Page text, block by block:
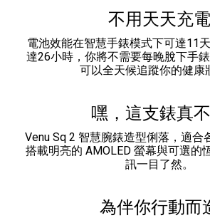
不用天天充電
電池效能在智慧手錶模式下可達11
達26小時，你將不需要每晚脫下手
可以全天候追蹤你的健康
嘿，這支錶真
Venu Sq 2 智慧腕錶造型俐落，適合
搭載明亮的 AMOLED 螢幕與可選的
訊一目了然。
為伴你行動而